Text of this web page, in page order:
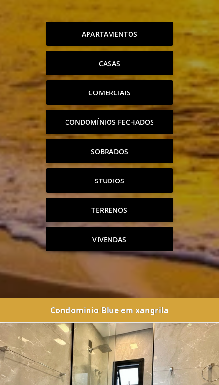
APARTAMENTOS
CASAS
COMERCIAIS
CONDOMÍNIOS FECHADOS
SOBRADOS
STUDIOS
TERRENOS
VIVENDAS
Condominio Blue em xangrila